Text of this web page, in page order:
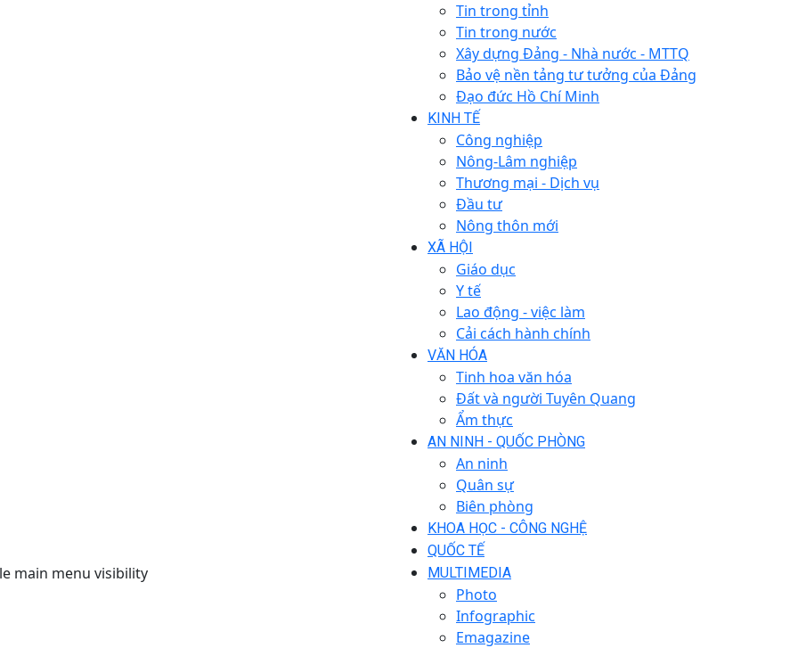
main menu visibility
Tin trong tỉnh
Tin trong nước
Xây dựng Đảng - Nhà nước - MTTQ
Bảo vệ nền tảng tư tưởng của Đảng
Đạo đức Hồ Chí Minh
KINH TẾ
Công nghiệp
Nông-Lâm nghiệp
Thương mại - Dịch vụ
Đầu tư
Nông thôn mới
XÃ HỘI
Giáo dục
Y tế
Lao động - việc làm
Cải cách hành chính
VĂN HÓA
Tinh hoa văn hóa
Đất và người Tuyên Quang
Ẩm thực
AN NINH - QUỐC PHÒNG
An ninh
Quân sự
Biên phòng
KHOA HỌC - CÔNG NGHỆ
QUỐC TẾ
MULTIMEDIA
Photo
Infographic
Emagazine